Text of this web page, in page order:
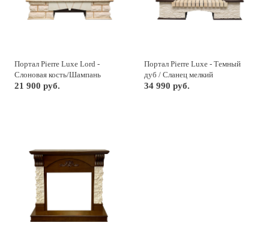
Портал Pierre Luxe Lord -
Слоновая кость/Шампань
21 900 руб.
Портал Pierre Luxe - Темный
дуб / Сланец мелкий
34 990 руб.